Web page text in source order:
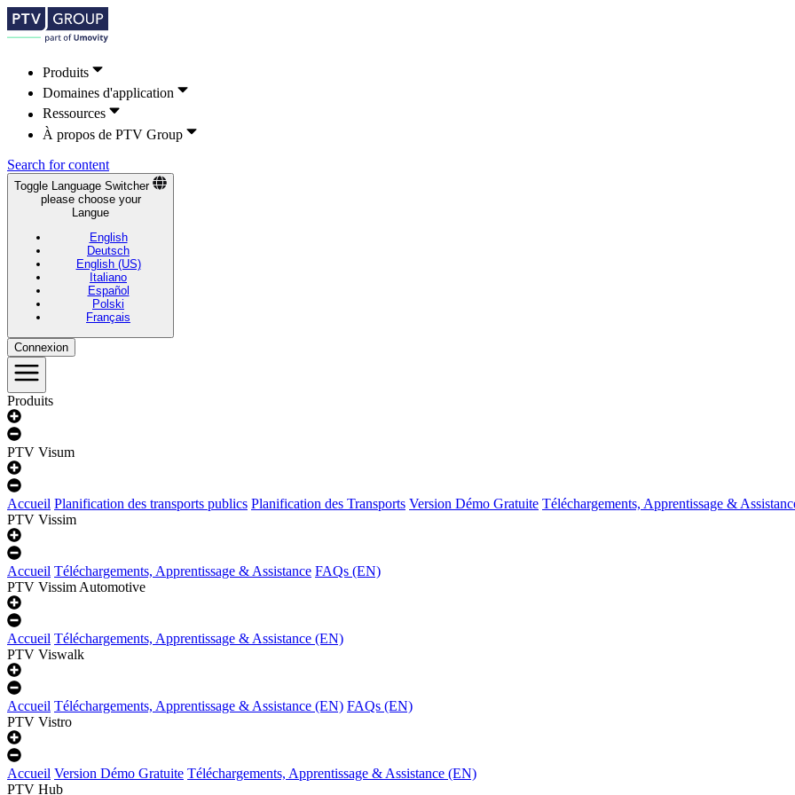
Produits
Domaines d'application
Ressources
À propos de PTV Group
Search for content
Toggle Language Switcher
please choose your
Langue
English
Deutsch
English (US)
Italiano
Español
Polski
Français
Connexion
Produits
PTV Visum
Accueil Planification des transports publics Planification des Transports Version Démo Gratuite Téléchargements, Apprentissage &
PTV Vissim
Accueil Téléchargements, Apprentissage & Assistance FAQs (EN)
PTV Vissim Automotive
Accueil Téléchargements, Apprentissage & Assistance (EN)
PTV Viswalk
Accueil Téléchargements, Apprentissage & Assistance (EN) FAQs (EN)
PTV Vistro
Accueil Version Démo Gratuite Téléchargements, Apprentissage & Assistance (EN)
PTV Hub